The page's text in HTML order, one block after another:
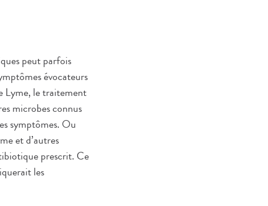
peut parfois
évocateurs
Lyme, le traitement
microbes connus
symptômes. Ou
et d’autres
prescrit. Ce
les